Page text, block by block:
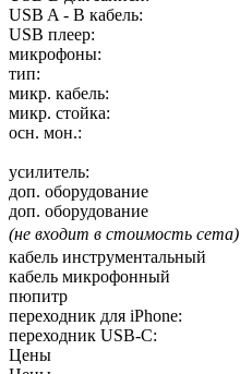
USB A - B кабель:
USB плеер:
микрофоны:
тип:
микр. кабель:
микр. стойка:
осн. мон.:
усилитель:
доп. оборудование
доп. оборудование
(не входит в стоимость сета)
кабель инструментальный
кабель микрофонный
пюпитр
переходник для iPhone:
переходник USB-C:
Цены